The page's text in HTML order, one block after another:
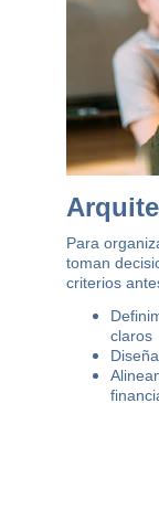
Para
toman
criterios
claros